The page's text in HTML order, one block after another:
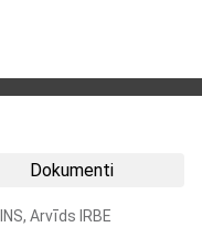
Dokumenti
Arvīds IRBE